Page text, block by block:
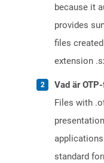
because it
provides
files
extension
Vad är
Files with
applications
standard